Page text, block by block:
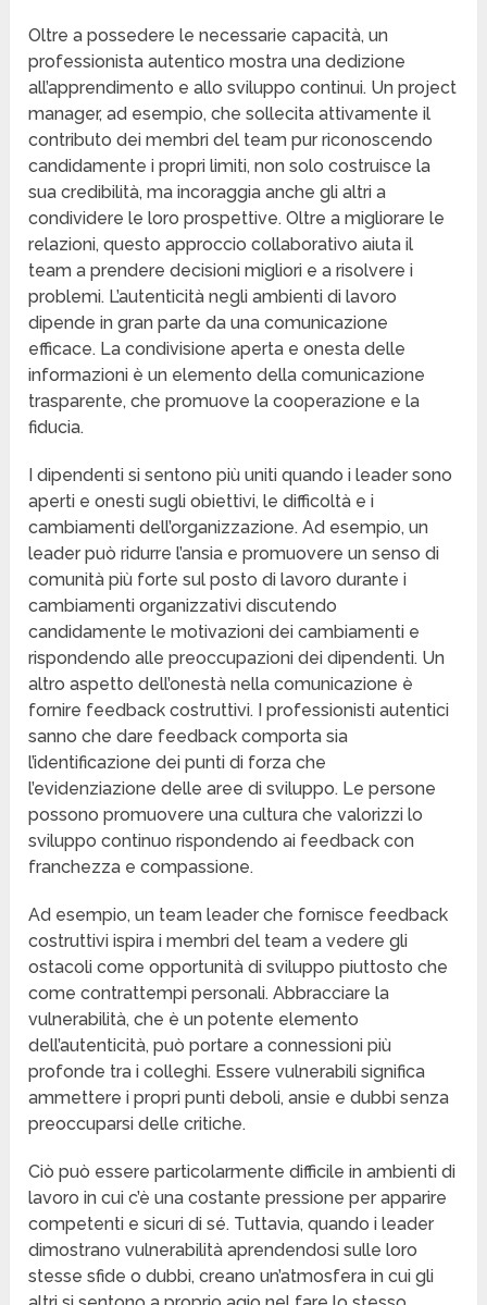
Oltre a possedere le necessarie capacità, un
professionista autentico mostra una dedizione
all’apprendimento e allo sviluppo continui. Un project
manager, ad esempio, che sollecita attivamente il
contributo dei membri del team pur riconoscendo
candidamente i propri limiti, non solo costruisce la
sua credibilità, ma incoraggia anche gli altri a
condividere le loro prospettive. Oltre a migliorare le
relazioni, questo approccio collaborativo aiuta il
team a prendere decisioni migliori e a risolvere i
problemi. L’autenticità negli ambienti di lavoro
dipende in gran parte da una comunicazione
efficace. La condivisione aperta e onesta delle
informazioni è un elemento della comunicazione
trasparente, che promuove la cooperazione e la
fiducia.
I dipendenti si sentono più uniti quando i leader sono
aperti e onesti sugli obiettivi, le difficoltà e i
cambiamenti dell’organizzazione. Ad esempio, un
leader può ridurre l’ansia e promuovere un senso di
comunità più forte sul posto di lavoro durante i
cambiamenti organizzativi discutendo
candidamente le motivazioni dei cambiamenti e
rispondendo alle preoccupazioni dei dipendenti. Un
altro aspetto dell’onestà nella comunicazione è
fornire feedback costruttivi. I professionisti autentici
sanno che dare feedback comporta sia
l’identificazione dei punti di forza che
l’evidenziazione delle aree di sviluppo. Le persone
possono promuovere una cultura che valorizzi lo
sviluppo continuo rispondendo ai feedback con
franchezza e compassione.
Ad esempio, un team leader che fornisce feedback
costruttivi ispira i membri del team a vedere gli
ostacoli come opportunità di sviluppo piuttosto che
come contrattempi personali. Abbracciare la
vulnerabilità, che è un potente elemento
dell’autenticità, può portare a connessioni più
profonde tra i colleghi. Essere vulnerabili significa
ammettere i propri punti deboli, ansie e dubbi senza
preoccuparsi delle critiche.
Ciò può essere particolarmente difficile in ambienti di
lavoro in cui c’è una costante pressione per apparire
competenti e sicuri di sé. Tuttavia, quando i leader
dimostrano vulnerabilità aprendendosi sulle loro
stesse sfide o dubbi, creano un’atmosfera in cui gli